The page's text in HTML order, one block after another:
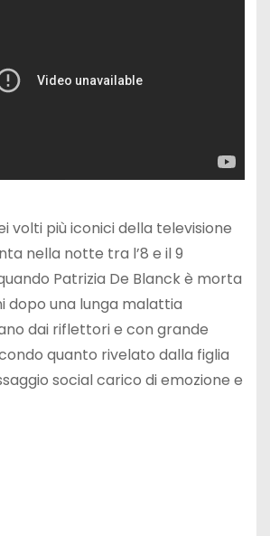
volti più iconici della televisione
nella notte tra l’8 e il 9
Patrizia De Blanck è morta
dopo una lunga malattia
dai riflettori e con grande
quanto rivelato dalla figlia
social carico di emozione e